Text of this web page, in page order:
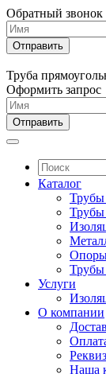
Обратный звонок
Труба
Оформить запрос
Поиск:
Каталог
Трубы
Трубы
Опоры
Трубы
Услуги
О компании
Наша